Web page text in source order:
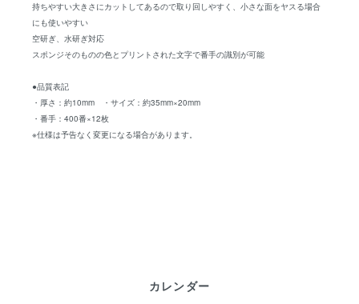
持ちやすい大きさにカットしてあるので取り回しやすく、小さな面をヤスる場合
にも使いやすい
空研ぎ、水研ぎ対応
スポンジそのものの色とプリントされた文字で番手の識別が可能
●品質表記
・厚さ：約10mm ・サイズ：約35mm×20mm
・番手：400番×12枚
※仕様は予告なく変更になる場合があります。
カレンダー